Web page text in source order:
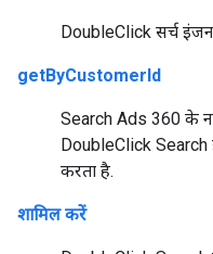
DoubleClick सर्च
getByCustomerId
Search Ads 360 के
DoubleClick Search
करता है.
शामिल करें